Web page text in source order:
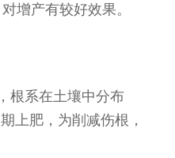
增产有较好效果。
系在土壤中分布
上肥，为削减伤根，